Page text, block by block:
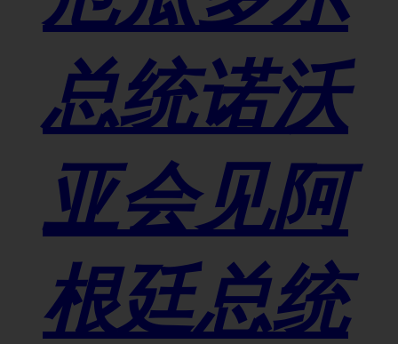
总统诺沃
亚会见阿
根廷总统